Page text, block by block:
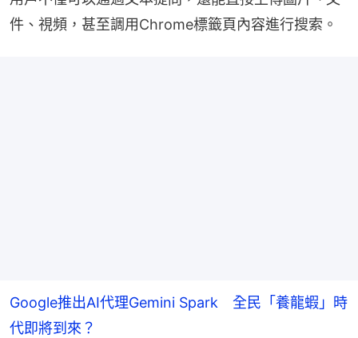
件、視頻，甚至調用Chrome標籤頁內容進行搜索。
Google推出AI代理Gemini Spark 全民「養龍蝦」時
代即將到來？